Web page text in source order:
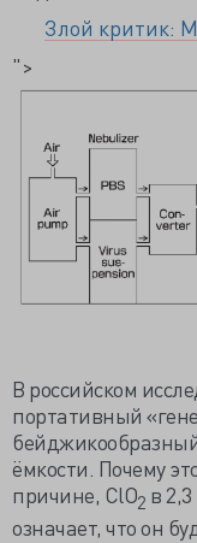
Злой критик:
">
В российском
портативный
ёмкости. Почему
причине, ClO2 в
означает, что он